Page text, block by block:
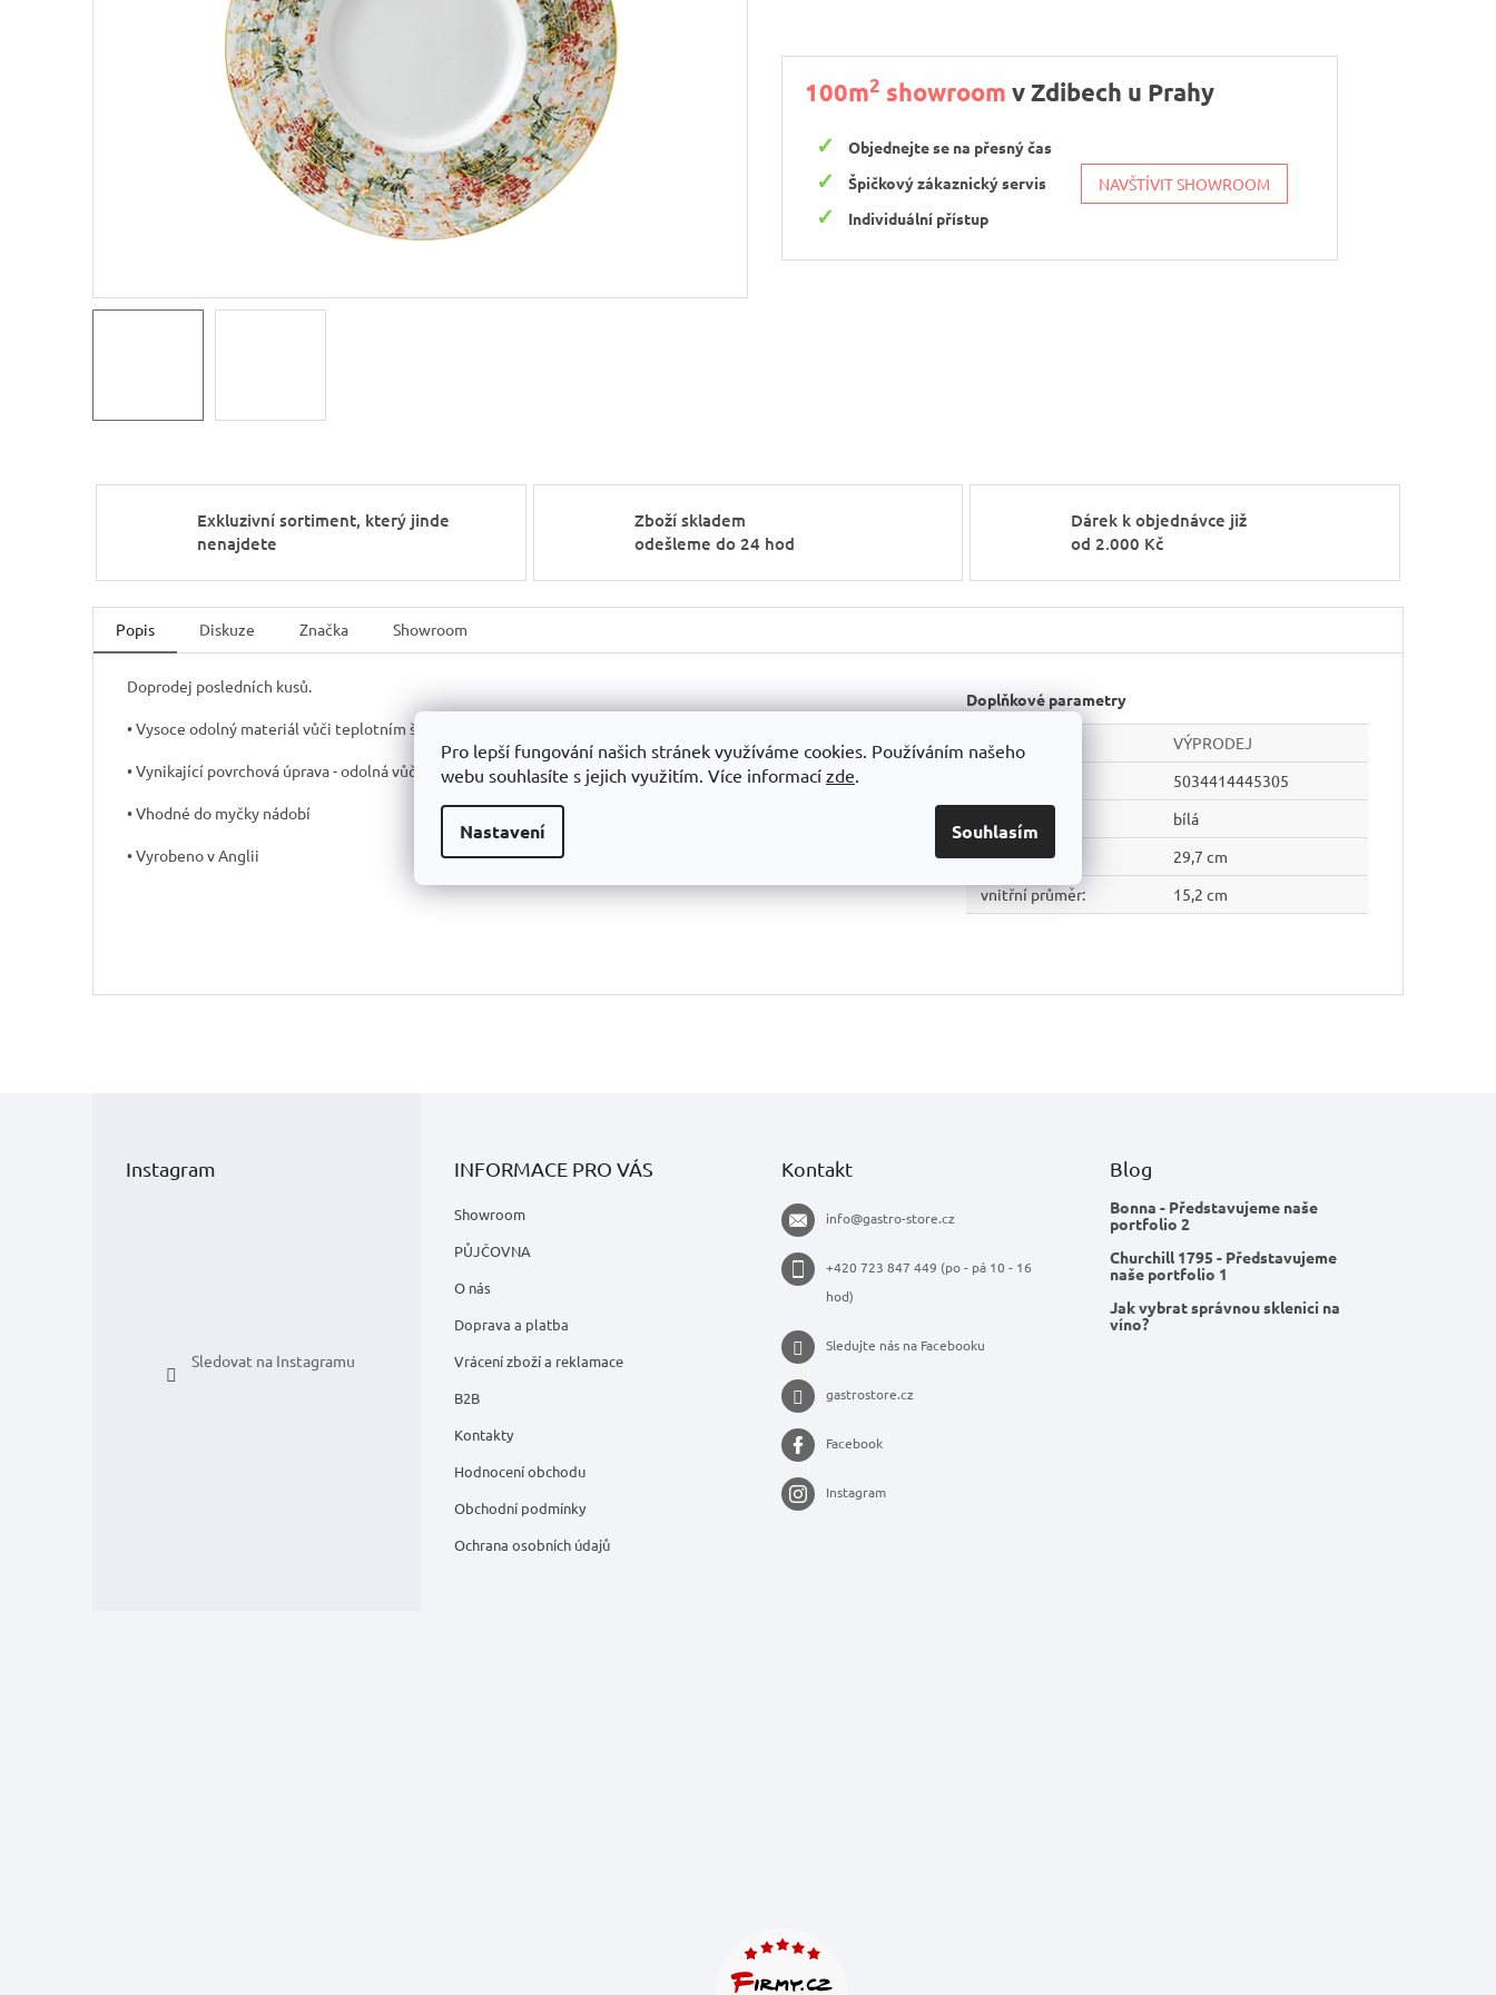
Pro lepší fungování našich stránek využíváme cookies. Používáním našeho
webu souhlasíte s jejich využitím. Více informací zde
Nastavení Souhlasím
100m2 showroom v Zdibech u Prahy
Objednejte se na přesný čas
Špičkový zákaznický servis
Individuální přístup
NAVŠTÍVIT SHOWROOM
Exkluzivní sortiment, který jinde
nenajdete
Zboží skladem
odešleme do 24 hod
Dárek k objednávce již
od 2.000 Kč
Popis Diskuze Značka Showroom
Doprodej posledních kusů.
• Vysoce odolný materiál vůči teplotním šokům a extrémním teplotním změnám
• Vynikající povrchová úprava - odolná vůči skvrnám a poškrábání
• Vhodné do myčky nádobí
• Vyrobeno v Anglii
Doplňkové parametry
Kategorie
VÝPRODEJ
5034414445305
bílá
Průměr:
29,7 cm
vnitřní průměr: 15,2 cm
Instagram
Sledovat na Instagramu
INFORMACE PRO VÁS
Showroom
PŮJČOVNA
O nás
Doprava a platba
Vrácení zboží a reklamace
B2B
Kontakty
Hodnocení obchodu
Obchodní podmínky
Ochrana osobních údajů
Kontakt
info@gastro-store.cz
+420 723 847 449 (po - pá 10 - 16
hod)
Sledujte nás na Facebooku
gastrostore.cz
Facebook
Instagram
Blog
Bonna - Představujeme naše
portfolio 2
Churchill 1795 - Představujeme
naše portfolio 1
Jak vybrat správnou sklenici na
víno?